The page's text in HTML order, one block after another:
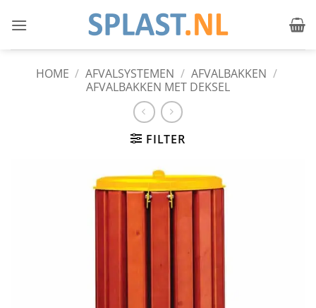
naar
HOME / AFVALSYSTEMEN / AFVALBAKKEN /
AFVALBAKKEN MET DEKSEL
FILTER